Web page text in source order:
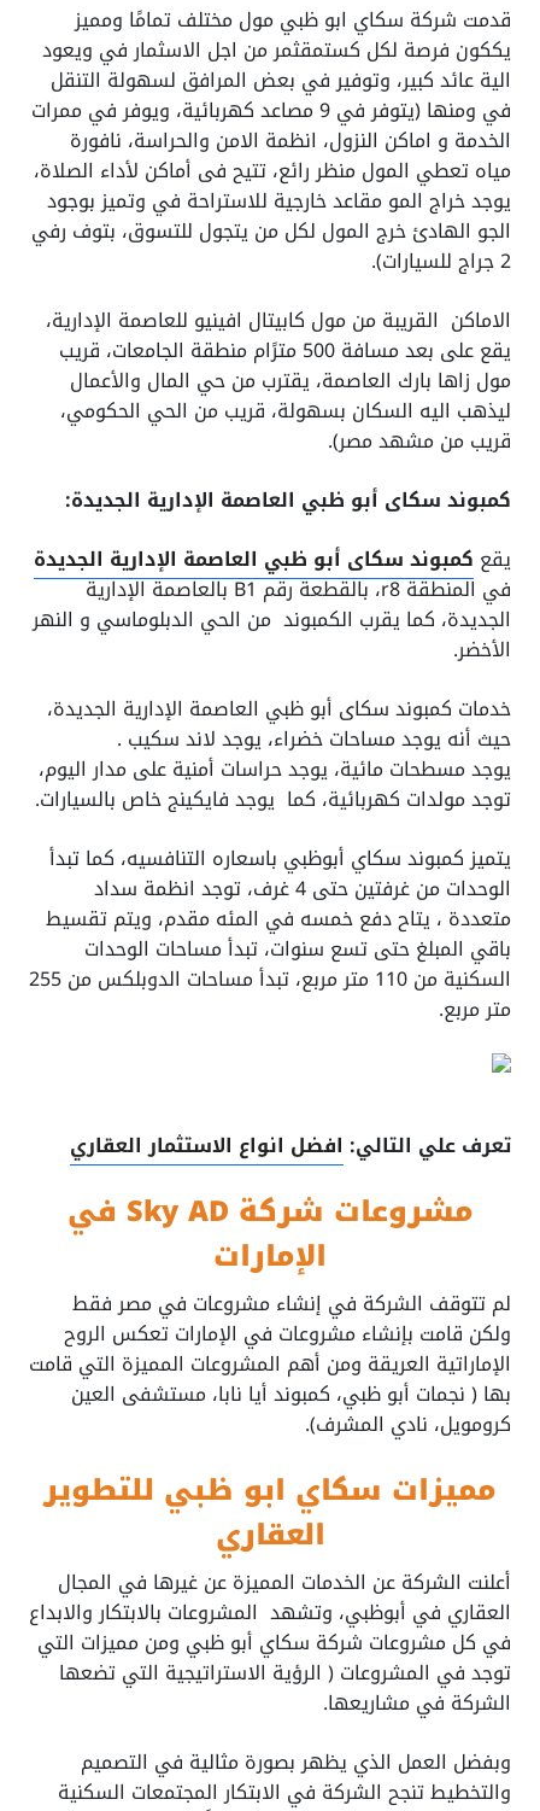
قدمت شركة سكاي ابو ظبي مول مختلف تمامًا ومميز
يككون فرصة لكل كستمقثمر من اجل الاسثمار في ويعود
الية عائد كبير، وتوفير في بعض المرافق لسهولة التنقل
في ومنها (يتوفر في 9 مصاعد كهربائية، ويوفر في ممرات
الخدمة و اماكن النزول، انظمة الامن والحراسة، نافورة
مياه تعطي المول منظر رائع، تتيح فى أماكن لأداء الصلاة،
يوجد خراج المو مقاعد خارجية للاستراحة في وتميز بوجود
الجو الهادئ خرج المول لكل من يتجول للتسوق، بتوف رفي
2 جراج للسيارات).
الاماكن القريبة من مول كابيتال افينيو للعاصمة الإدارية،
يقع على بعد مسافة 500 مترًام منطقة الجامعات، قريب
مول زاها بارك العاصمة، يقترب من حي المال والأعمال
ليذهب اليه السكان بسهولة، قريب من الحي الحكومي،
قريب من مشهد مصر).
كمبوند سكاى أبو ظبي العاصمة الإدارية الجديدة:
يقع كمبوند سكاى أبو ظبي العاصمة الإدارية الجديدة
في المنطقة r8، بالقطعة رقم B1 بالعاصمة الإدارية
الجديدة، كما يقرب الكمبوند من الحي الدبلوماسي و النهر
الأخضر.
خدمات كمبوند سكاى أبو ظبي العاصمة الإدارية الجديدة،
حيث أنه يوجد مساحات خضراء، يوجد لاند سكيب .
يوجد مسطحات مائية، يوجد حراسات أمنية على مدار اليوم،
توجد مولدات كهربائية، كما يوجد فايكينج خاص بالسيارات.
يتميز كمبوند سكاي أبوظبي باسعاره التنافسيه، كما تبدأ
الوحدات من غرفتين حتى 4 غرف، توجد انظمة سداد
متعددة ، يتاح دفع خمسه في المئه مقدم، ويتم تقسيط
باقي المبلغ حتى تسع سنوات، تبدأ مساحات الوحدات
السكنية من 110 متر مربع، تبدأ مساحات الدوبلكس من 255
متر مربع.
تعرف علي التالي: افضل انواع الاستثمار العقاري
مشروعات شركة Sky AD في
الإمارات
لم تتوقف الشركة في إنشاء مشروعات في مصر فقط
ولكن قامت بإنشاء مشروعات في الإمارات تعكس الروح
الإماراتية العريقة ومن أهم المشروعات المميزة التي قامت
بها ( نجمات أبو ظبي، كمبوند أيا نابا، مستشفى العين
كرومويل، نادي المشرف).
مميزات سكاي ابو ظبي للتطوير
العقاري
أعلنت الشركة عن الخدمات المميزة عن غيرها في المجال
العقاري في أبوظبي، وتشهد المشروعات بالابتكار والابداع
في كل مشروعات شركة سكاي أبو ظبي ومن مميزات التي
توجد في المشروعات ( الرؤية الاستراتيجية التي تضعها
الشركة في مشاريعها.
وبفضل العمل الذي يظهر بصورة مثالية في التصميم
والتخطيط تنجح الشركة في الابتكار المجتمعات السكنية